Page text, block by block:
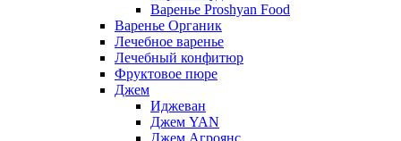
Варенье Proshyan Food
Варенье Органик
Лечебное варенье
Лечебный конфитюр
Фруктовое пюре
Джем
Иджеван
Джем YAN
Джем Агроянс